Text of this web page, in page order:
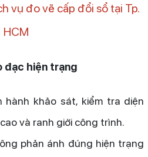
vụ đo vẽ cấp đổi sổ tại Tp.
HCM
đạc hiện trạng
khảo sát, kiểm tra diện
và ranh giới công trình.
phản ánh đúng hiện trạng